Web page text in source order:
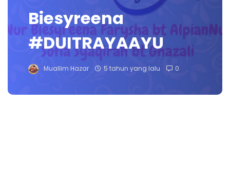
Biesyreena
#DUITRAYAAYU
Muallim Hazar 5 tahun yang lalu 0